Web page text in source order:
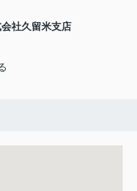
社久留米支店